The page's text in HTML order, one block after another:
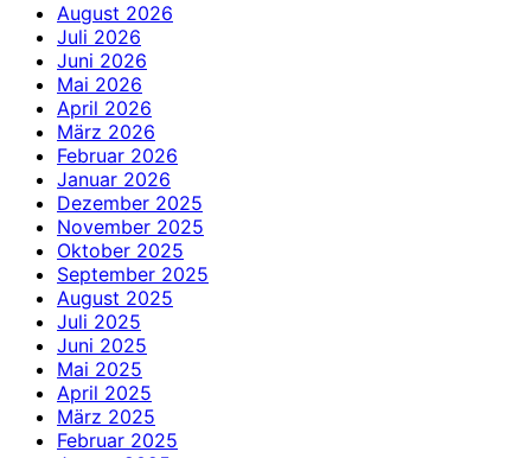
August 2026
Juli 2026
Juni 2026
Mai 2026
April 2026
März 2026
Februar 2026
Januar 2026
Dezember 2025
November 2025
Oktober 2025
September 2025
August 2025
Juli 2025
Juni 2025
Mai 2025
April 2025
März 2025
Februar 2025